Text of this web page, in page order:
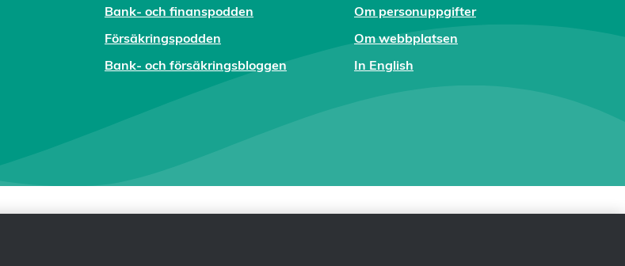
Bank- och finanspodden
Försäkringspodden
Bank- och försäkringsbloggen
Om personuppgifter
Om webbplatsen
In English